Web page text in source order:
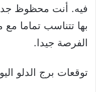
فيه. أنت محظوظ جدا
بها تتناسب تماما
الفرصة جيدا.
توقعات برج الدلو